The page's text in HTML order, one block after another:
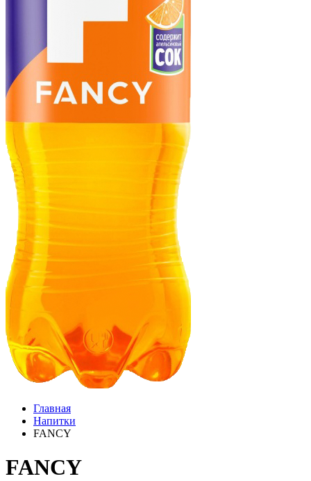
Главная
Напитки
FANCY
FANCY